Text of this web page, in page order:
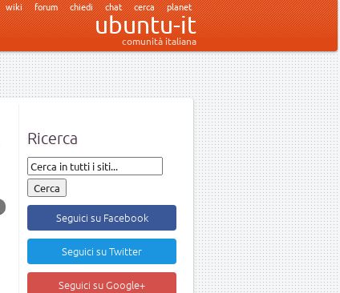
wiki forum chiedi chat cerca planet
ubuntu-it
comunità italiana
Ricerca
Seguici su Facebook
Seguici su Twitter
Seguici su Google+